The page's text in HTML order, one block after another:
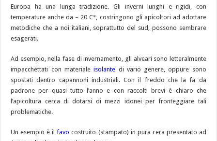
Marcare le regine: il momento giusto fa la differenza?
Piano di lotta alla varroa 2026
Europa ha una lunga tradizione. Gli inverni lunghi e rigidi, con
temperature anche da – 20 C°, costringono gli apicoltori ad adottare
metodiche che a noi italiani, soprattutto del sud, possono sembrare
esagerati.
Ad esempio, nella fase di invernamento, gli alveari sono letteralmente
impacchettati con materialeisolante di vario genere, oppure sono
spostati dentro capannoni industriali. Con il freddo che la fa da
padrone per quasi tutto l’anno e con raccolti brevi è chiaro che
l’apicoltura cerca di dotarsi di mezzi idonei per fronteggiare tali
problematiche.
Un esempio è ilfavo costruito (stampato) in pura cera presentato ad